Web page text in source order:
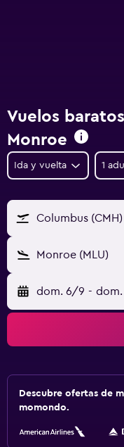
Vuelos
Monroe
Ida y vuelta 1
Columbus (CMH)
Monroe (MLU)
dom. 6/9 -
Descubre ofertas de
momondo.